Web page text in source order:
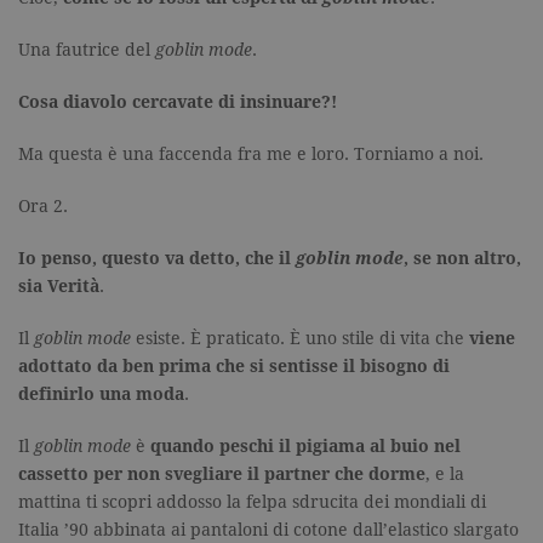
Una fautrice del goblin mode.
Cosa diavolo cercavate di insinuare?!
Ma questa è una faccenda fra me e loro. Torniamo a noi.
Ora 2.
Io penso, questo va detto, che il goblin mode, se non altro,
sia Verità.
Il goblin mode esiste. È praticato. È uno stile di vita che viene
adottato da ben prima che si sentisse il bisogno di
definirlo una moda.
Il goblin mode è quando peschi il pigiama al buio nel
cassetto per non svegliare il partner che dorme, e la
mattina ti scopri addosso la felpa sdrucita dei mondiali di
Italia ’90 abbinata ai pantaloni di cotone dall’elastico slargato